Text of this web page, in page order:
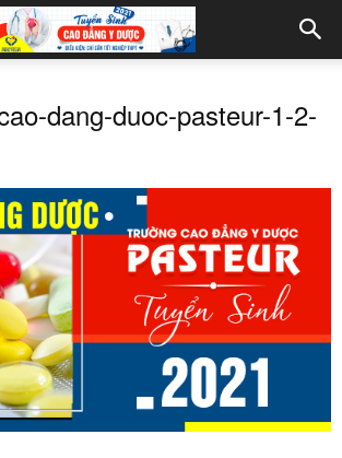
dang-duoc-pasteur-1-2-